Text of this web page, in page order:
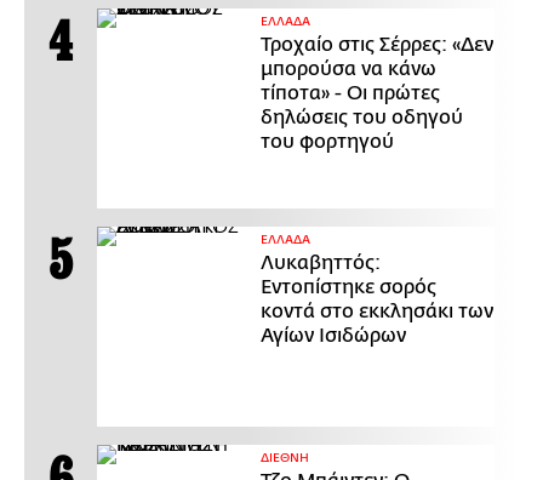
ΕΛΛΑΔΑ
Τροχαίο στις Σέρρες: «Δεν
μπορούσα να κάνω
τίποτα» - Οι πρώτες
δηλώσεις του οδηγού
του φορτηγού
ΕΛΛΑΔΑ
Λυκαβηττός:
Εντοπίστηκε σορός
κοντά στο εκκλησάκι των
Αγίων Ισιδώρων
ΔΙΕΘΝΗ